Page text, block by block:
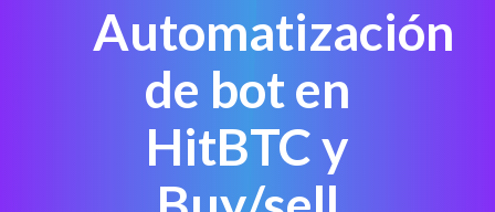
Automatización
de bot en
HitBTC y